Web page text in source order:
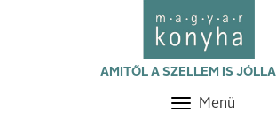
AMITŐL A SZELLEM IS
Toggle
Menü